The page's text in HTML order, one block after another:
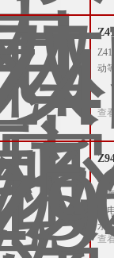
动
查
封
种
水
查